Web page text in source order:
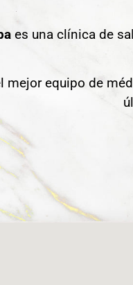
es una clínica de
mejor equipo de